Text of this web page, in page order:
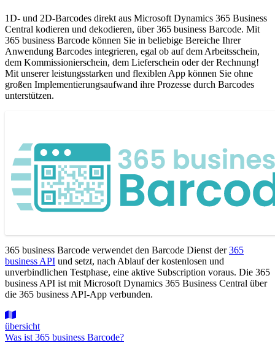
1D- und 2D-Barcodes direkt aus Microsoft Dynamics 365 Business
Central kodieren und dekodieren, über 365 business Barcode. Mit
365 business Barcode können Sie in beliebige Bereiche Ihrer
Anwendung Barcodes integrieren, egal ob auf dem Arbeitsschein,
dem Kommissionierschein, dem Lieferschein oder der Rechnung!
Mit unserer leistungsstarken und flexiblen App können Sie ohne
großen Implementierungsaufwand ihre Prozesse durch Barcodes
unterstützen.
365 business Barcode verwendet den Barcode Dienst der365
business API und setzt, nach Ablauf der kostenlosen und
unverbindlichen Testphase, eine aktive Subscription voraus. Die 365
business API ist mit Microsoft Dynamics 365 Business Central über
die 365 business API-App verbunden.
übersicht
Was ist 365 business Barcode?